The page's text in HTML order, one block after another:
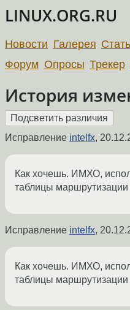
LINUX.ORG.RU
Новости Галерея
Форум Опросы Трекер
История
Исправление intelfx,
Как хочешь. ИМХО,
таблицы
Исправление intelfx,
Как хочешь. ИМХО,
таблицы маршрутизации